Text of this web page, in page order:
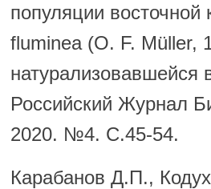
популяции восточной
fluminea (O. F. Müller,
натурализовавшейся
Российский Журнал
2020. №4. С.45-54.
Карабанов Д.П.,